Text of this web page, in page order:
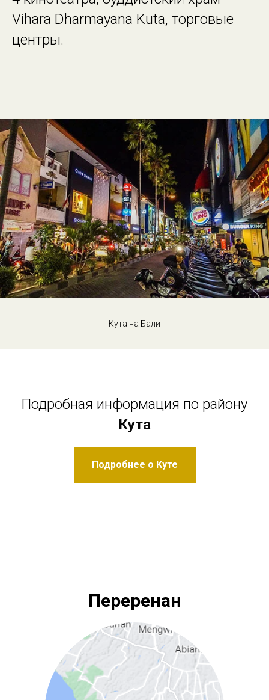
Vihara Dharmayana Kuta, торговые
центры.
Кута на Бали
Подробная информация по району
Кута
Подробнее о Куте
Переренан